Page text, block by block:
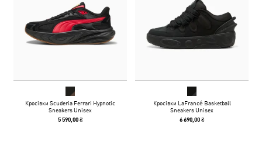
Кросівки Scuderia Ferrari Hypnotic
Sneakers Unisex
5 590,00 ₴
Кросівки LaFrancé Basketball
Sneakers Unisex
6 690,00 ₴